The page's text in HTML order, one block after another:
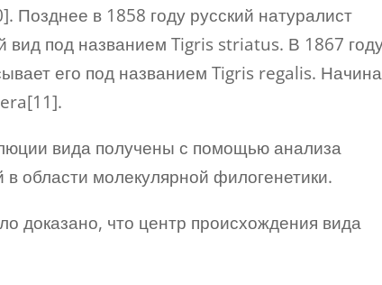
в 1858 году русский натуралист
под названием Tigris striatus. В 1867
его под названием Tigris regalis.
вида получены с помощью анализа
области молекулярной филогенетики.
доказано, что центр происхождения вида